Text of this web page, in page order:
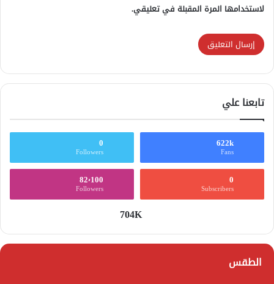
لاستخدامها المرة المقبلة في تعليقي.
تابعنا علي
622k
Fans
0
Followers
0
Subscribers
82٬100
Followers
704K
الطقس